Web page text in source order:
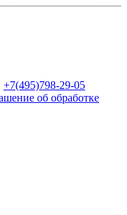
+7(495)798-29-05
об обработке